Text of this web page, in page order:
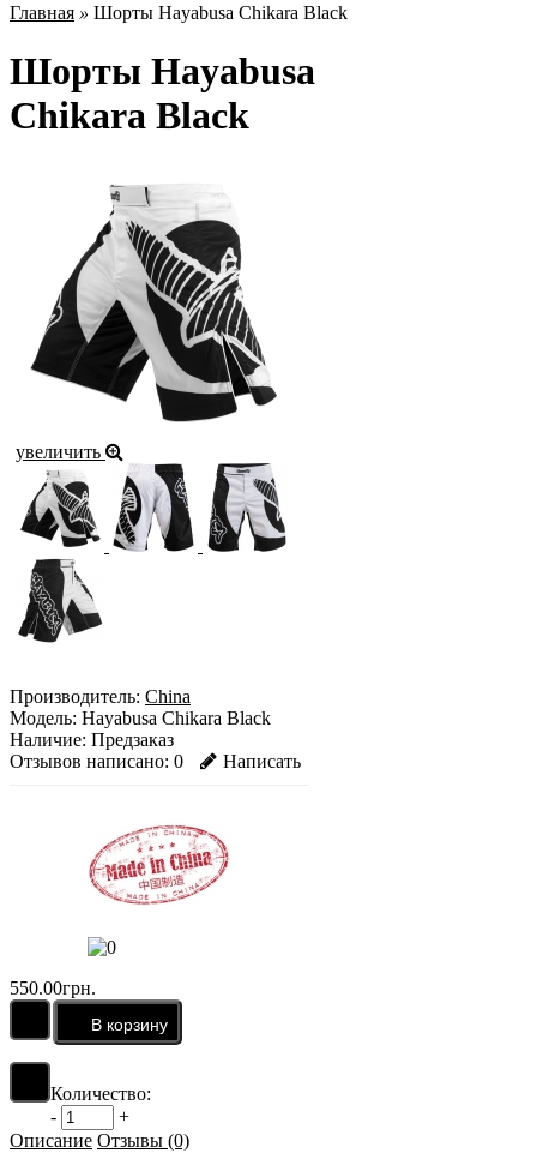
Главная » Шорты Hayabusa Chikara Black
Шорты Hayabusa
Chikara Black
увеличить
Производитель: China
Модель: Hayabusa Chikara Black
Наличие: Предзаказ
Отзывов написано: 0 Написать
550.00грн.
Количество:
-
+
Описание Отзывы (0)